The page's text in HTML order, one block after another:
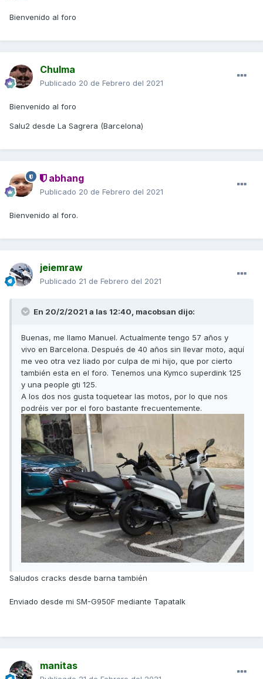
Bienvenido al foro
Chulma
Publicado 20 de Febrero del 2021
Bienvenido al foro
Salu2 desde La Sagrera (Barcelona)
abhang
Publicado 20 de Febrero del 2021
Bienvenido al foro.
jeiemraw
Publicado 21 de Febrero del 2021
En 20/2/2021 a las 12:40, macobsan dijo:
Buenas, me llamo Manuel. Actualmente tengo 57 años y
vivo en Barcelona. Después de 40 años sin llevar moto, aquí
me veo otra vez liado por culpa de mi hijo, que por cierto
también esta en el foro. Tenemos una Kymco superdink 125
y una people gti 125.
A los dos nos gusta toquetear las motos, por lo que nos
podréis ver por el foro bastante frecuentemente.
Saludos cracks desde barna también
Enviado desde mi SM-G950F mediante Tapatalk
manitas